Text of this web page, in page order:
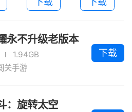
永不升级老版本
1.94GB
关手游
下载
：旋转太空